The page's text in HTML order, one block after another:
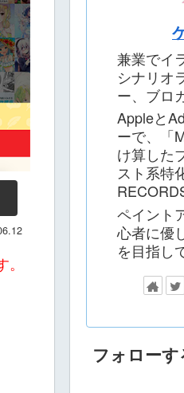
兼業でイ
シナリオ
ー、ブロ
Appleと
ーで、「
け算した
スト系特
ペイント
心者に優
を目指し
フォローす